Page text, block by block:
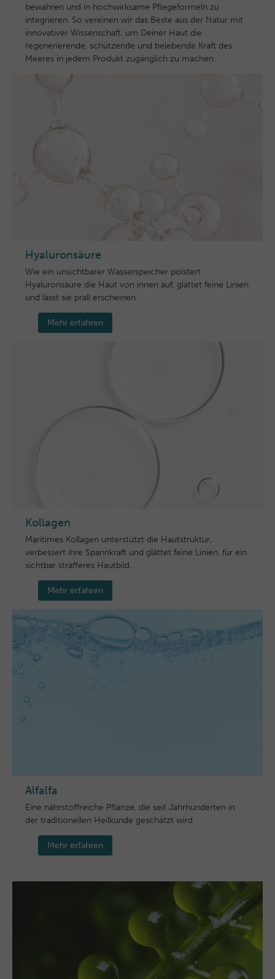
bewahren und in hochwirksame Pflegeformeln zu
integrieren. So vereinen wir das Beste aus der Natur mit
innovativer Wissenschaft, um Deiner Haut die
regenerierende, schützende und belebende Kraft des
Meeres in jedem Produkt zugänglich zu machen.
Hyaluronsäure
Wie ein unsichtbarer Wasserspeicher polstert
Hyaluronsäure die Haut von innen auf, glättet feine Linien
und lässt sie prall erscheinen.
Mehr erfahren
Kollagen
Maritimes Kollagen unterstützt die Hautstruktur,
verbessert ihre Spannkraft und glättet feine Linien, für ein
sichtbar strafferes Hautbild.
Mehr erfahren
Alfalfa
Eine nährstoffreiche Pflanze, die seit Jahrhunderten in
der traditionellen Heilkunde geschätzt wird
Mehr erfahren